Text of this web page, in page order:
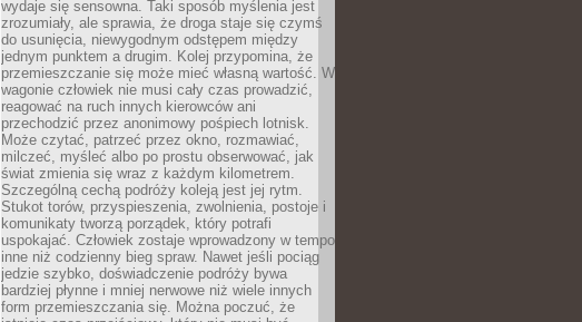
wydaje się sensowna. Taki sposób myślenia jest
zrozumiały, ale sprawia, że droga staje się czymś
do usunięcia, niewygodnym odstępem między
jednym punktem a drugim. Kolej przypomina, że
przemieszczanie się może mieć własną wartość. W
wagonie człowiek nie musi cały czas prowadzić,
reagować na ruch innych kierowców ani
przechodzić przez anonimowy pośpiech lotnisk.
Może czytać, patrzeć przez okno, rozmawiać,
milczeć, myśleć albo po prostu obserwować, jak
świat zmienia się wraz z każdym kilometrem.
Szczególną cechą podróży koleją jest jej rytm.
Stukot torów, przyspieszenia, zwolnienia, postoje i
komunikaty tworzą porządek, który potrafi
uspokajać. Człowiek zostaje wprowadzony w tempo
inne niż codzienny bieg spraw. Nawet jeśli pociąg
jedzie szybko, doświadczenie podróży bywa
bardziej płynne i mniej nerwowe niż wiele innych
form przemieszczania się. Można poczuć, że